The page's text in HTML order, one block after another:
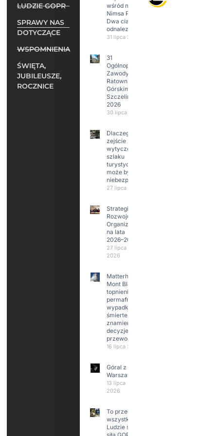
LUDZIE GOPR
SPRAWY NAS
DOTYCZĄCE
WSPOMNIENIA
ŚWIĘTA,
JUBILEUSZE,
ROCZNICE
wśród nich
Nimsa Purję.
Dwa ciała
odnalezione.
31 lipca 2026
31
Ogólnopolskie
Zawody w
Ratownictwie
Górskim –
Szczeliniec
2026
30 lipca 2026
Dlaczego
zejście z
wytyczonego
szlaku
turystycznego
może być
niebezpieczne?
27 lipca 2026
Strategia
Rozwoju
Organizacji
na lata
2026–2029
27 lipca
2026
Matterhorn i
Mont Blanc:
topnienie
permafrost,
wypadki
śmiertelne,
znamienne
decyzje
przewodników
16 lipca 2026
Góral z
Warszawy.
13 lipca
2026
To przede
wszystkim
Ludzie są